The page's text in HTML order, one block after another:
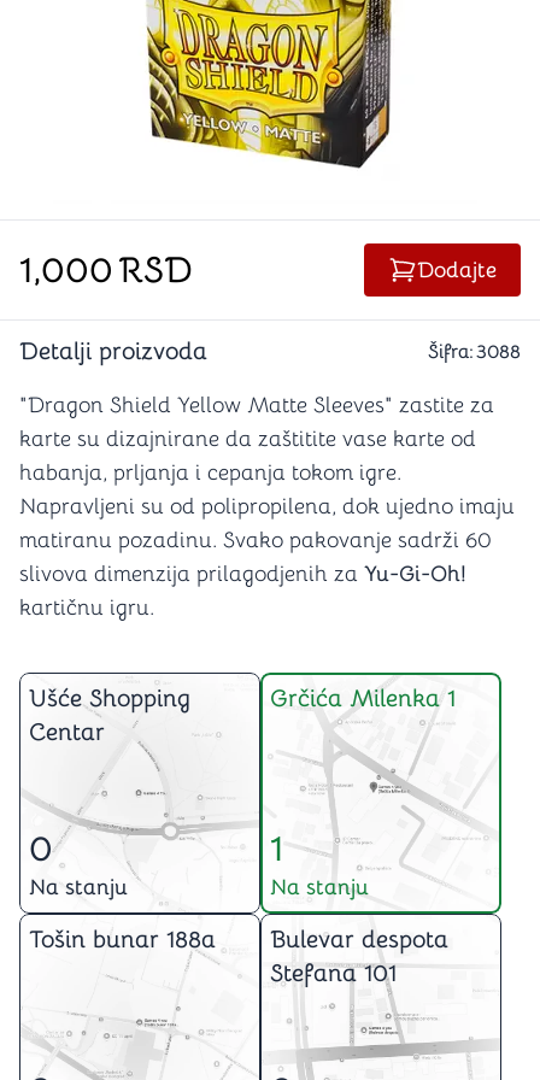
1,000RSD Dodajte
Detalji proizvoda Šifra:3088
"Dragon Shield Yellow Matte Sleeves" zastite za
karte su dizajnirane da zaštitite vase karte od
habanja, prljanja i cepanja tokom igre.
Napravljeni su od polipropilena, dok ujedno imaju
matiranu pozadinu. Svako pakovanje sadrži 60
slivova dimenzija prilagodjenih za Yu-Gi-Oh!
kartičnu igru.
Ušće Shopping
Centar
0
Na stanju
Grčića Milenka 1
1
Na stanju
Tošin bunar 188a
Bulevar despota
Stefana 101